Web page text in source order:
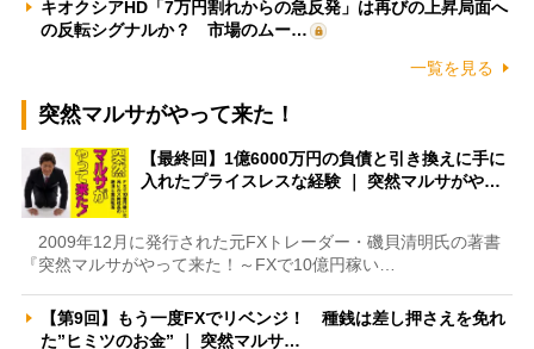
キオクシアHD「7万円割れからの急反発」は再びの上昇局面へ
の反転シグナルか？ 市場のムー…
一覧を見る
突然マルサがやって来た！
【最終回】1億6000万円の負債と引き換えに手に
入れたプライスレスな経験 ｜ 突然マルサがや…
2009年12月に発行された元FXトレーダー・磯貝清明氏の著書
『突然マルサがやって来た！～FXで10億円稼い…
【第9回】もう一度FXでリベンジ！ 種銭は差し押さえを免れ
た”ヒミツのお金” ｜ 突然マルサ…